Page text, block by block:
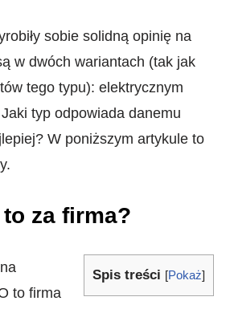
sobie solidną opinię na
w dwóch wariantach (tak jak
tego typu): elektrycznym
typ odpowiada danemu
W poniższym artykule to
za firma?
Spis treści [Pokaż]
to firma